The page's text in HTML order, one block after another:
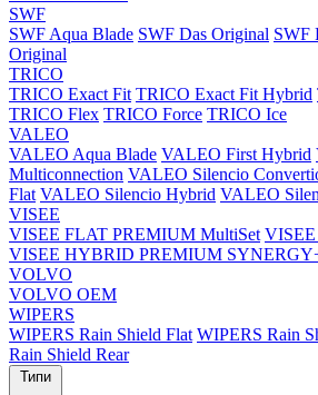
SWF
SWF Aqua Blade SWF Das Original SWF
Original
TRICO
TRICO Exact Fit TRICO Exact Fit Hybrid
TRICO Flex TRICO Force TRICO Ice
VALEO
VALEO Aqua Blade VALEO First Hybrid
Multiconnection VALEO Silencio
Flat VALEO Silencio Hybrid VALEO
VISEE
VISEE FLAT PREMIUM MultiSet
VISEE HYBRID PREMIUM
VOLVO
VOLVO OEM
WIPERS
WIPERS Rain Shield Flat WIPERS Rain
Rain Shield Rear
Типи